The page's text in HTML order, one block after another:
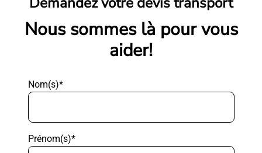
Nous sommes là pour vous
aider!
Nom(s)*
Prénom(s)*